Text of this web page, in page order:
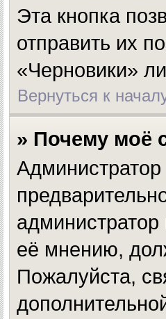
Эта кнопка
отправить их
«Черновики»
Вернуться к
» Почему моё
её мнению,
Пожалуйста,